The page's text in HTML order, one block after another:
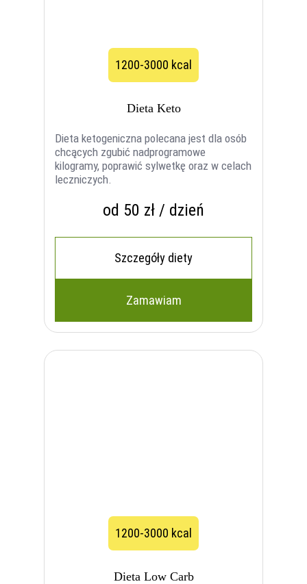
1200-3000 kcal
Dieta Keto
Dieta ketogeniczna polecana jest dla osób
chcących zgubić nadprogramowe
kilogramy, poprawić sylwetkę oraz w celach
leczniczych.
od 50 zł / dzień
Szczegóły diety
Zamawiam
1200-3000 kcal
Dieta Low Carb